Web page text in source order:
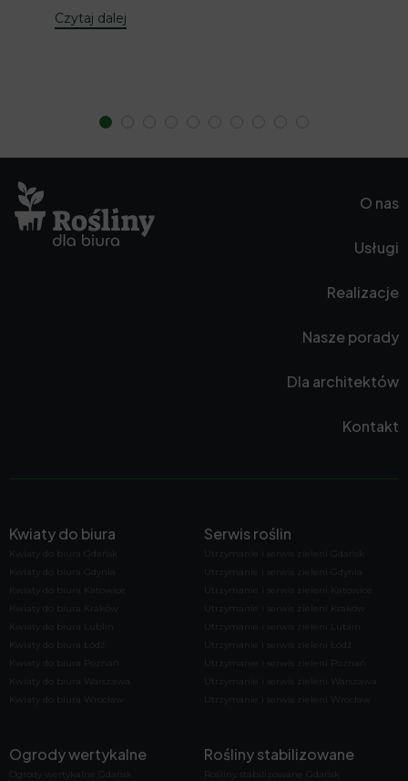
Czytaj dalej
O nas
Usługi
Realizacje
Nasze porady
Dla architektów
Kontakt
Kwiaty do biura
Kwiaty do biura Gdańsk
Kwiaty do biura Gdynia
Kwiaty do biura Katowice
Kwiaty do biura Kraków
Kwiaty do biura Lublin
Kwiaty do biura Łódź
Kwiaty do biura Poznań
Kwiaty do biura Warszawa
Kwiaty do biura Wrocław
Serwis roślin
Utrzymanie i serwis zieleni Gdańsk
Utrzymanie i serwis zieleni Gdynia
Utrzymanie i serwis zieleni Katowice
Utrzymanie i serwis zieleni Kraków
Utrzymanie i serwis zieleni Lublin
Utrzymanie i serwis zieleni Łódź
Utrzymanie i serwis zieleni Poznań
Utrzymanie i serwis zieleni Warszawa
Utrzymanie i serwis zieleni Wrocław
Ogrody wertykalne
Ogrody wertykalne Gdańsk
Rośliny stabilizowane
Rośliny stabilizowane Gdańsk